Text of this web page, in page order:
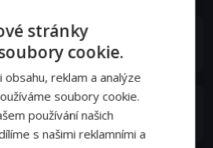
stránky
cookie.
obsahu, reklam a analýze
soubory cookie.
používání našich
s našimi reklamními a